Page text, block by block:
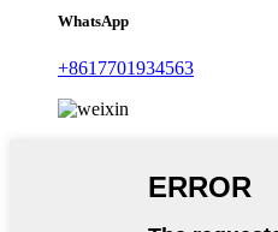
WhatsApp
+8617701934563